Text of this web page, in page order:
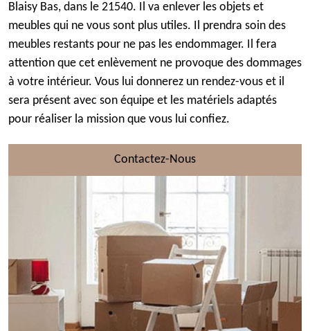
Blaisy Bas, dans le 21540. Il va enlever les objets et
meubles qui ne vous sont plus utiles. Il prendra soin des
meubles restants pour ne pas les endommager. Il fera
attention que cet enlèvement ne provoque des dommages
à votre intérieur. Vous lui donnerez un rendez-vous et il
sera présent avec son équipe et les matériels adaptés
pour réaliser la mission que vous lui confiez.
Contactez-Nous